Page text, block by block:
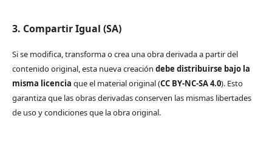
3. Compartir Igual (SA)
Si se modifica, transforma o crea una obra derivada a partir del
contenido original, esta nueva creación debe distribuirse bajo la
misma licencia que el material original (CC BY-NC-SA 4.0). Esto
garantiza que las obras derivadas conserven las mismas libertades
de uso y condiciones que la obra original.